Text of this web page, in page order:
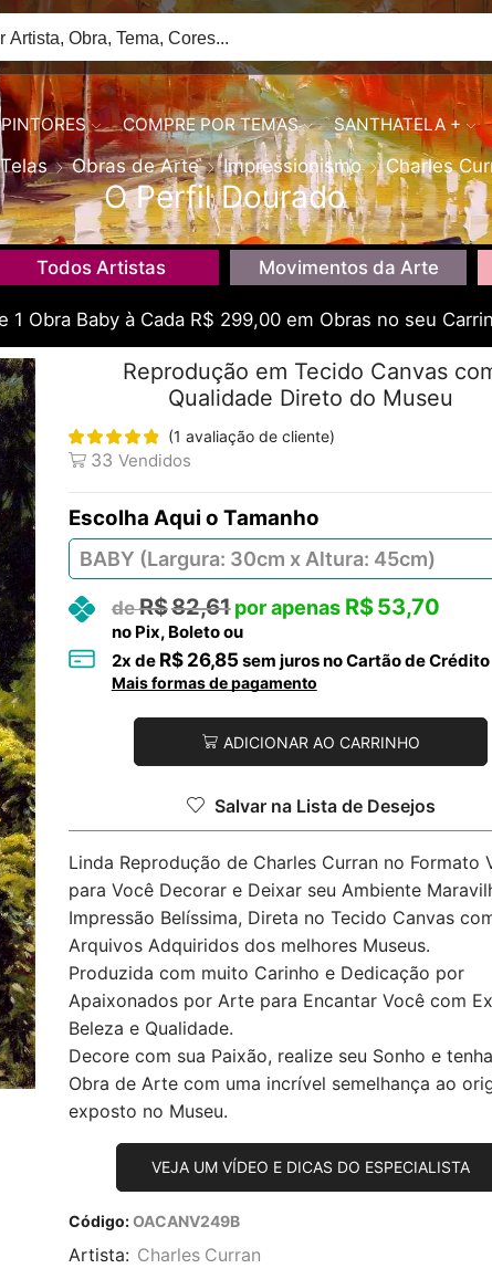
PINTORES COMPRE POR TEMAS SANTHATELA +
Telas Obras de Arte Impressionismo Charles
O Perfil Dourado
Todos Artistas Movimentos da Arte
1 Obra Baby à Cada R$ 299,00 em Obras no seu
Reprodução em Tecido Canvas
Qualidade Direto do Museu
(1 avaliação de cliente)
33 Vendidos
Tamanho
R$82,61 R$53,70
no Pix, Boleto ou
2x de R$ 26,85 sem juros no Cartão de Crédito
Mais formas de pagamento
ADICIONAR AO CARRINHO
Salvar na Lista de Desejos
Linda Reprodução de Charles Curran no Formato
para Você Decorar e Deixar seu Ambiente
Impressão Belíssima, Direta no Tecido Canvas
Arquivos Adquiridos dos melhores Museus.
Produzida com muito Carinho e Dedicação por
Apaixonados por Arte para Encantar Você com
Beleza e Qualidade.
Decore com sua Paixão, realize seu Sonho e
Obra de Arte com uma incrível semelhança ao
exposto no Museu.
VEJA UM VÍDEO E DICAS DO ESPECIALISTA
Código:OACANV249B
Artista: Charles Curran